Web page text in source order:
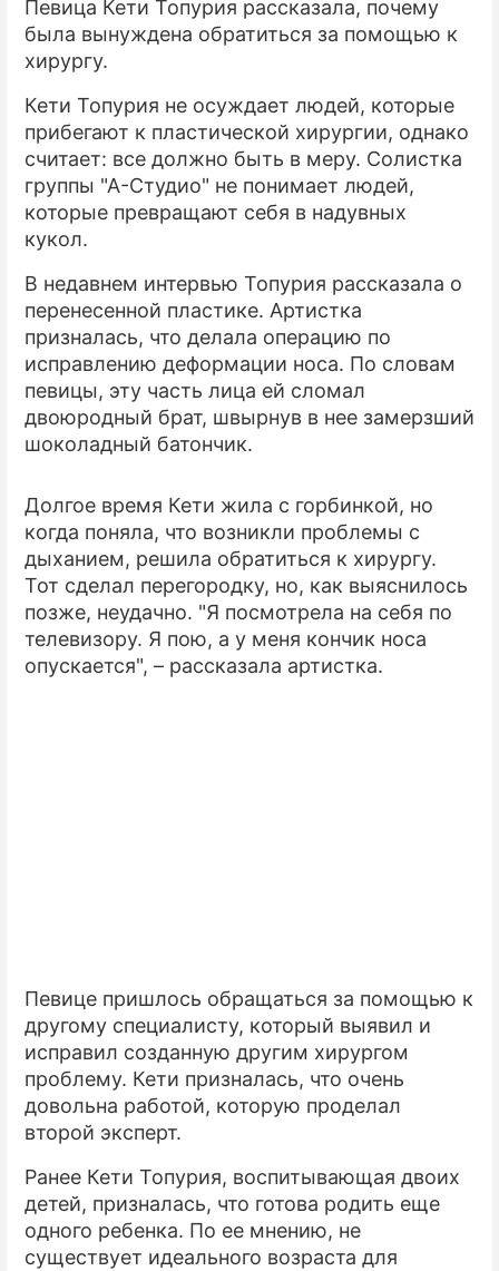
ПРЕСС-РЕЛИЗЫ
Певица Кети Топурия рассказала, почему
была вынуждена обратиться за помощью к
хирургу.
Кети Топурия не осуждает людей, которые
прибегают к пластической хирургии, однако
считает: все должно быть в меру. Солистка
группы "А-Студио" не понимает людей,
которые превращают себя в надувных
кукол.
В недавнем интервью Топурия рассказала о
перенесенной пластике. Артистка
призналась, что делала операцию по
исправлению деформации носа. По словам
певицы, эту часть лица ей сломал
двоюродный брат, швырнув в нее замерзший
шоколадный батончик.
Долгое время Кети жила с горбинкой, но
когда поняла, что возникли проблемы с
дыханием, решила обратиться к хирургу.
Тот сделал перегородку, но, как выяснилось
позже, неудачно. "Я посмотрела на себя по
телевизору. Я пою, а у меня кончик носа
опускается", – рассказала артистка.
Певице пришлось обращаться за помощью к
другому специалисту, который выявил и
исправил созданную другим хирургом
проблему. Кети призналась, что очень
довольна работой, которую проделал
второй эксперт.
Ранее Кети Топурия, воспитывающая двоих
детей, призналась, что готова родить еще
одного ребенка. По ее мнению, не
существует идеального возраста для